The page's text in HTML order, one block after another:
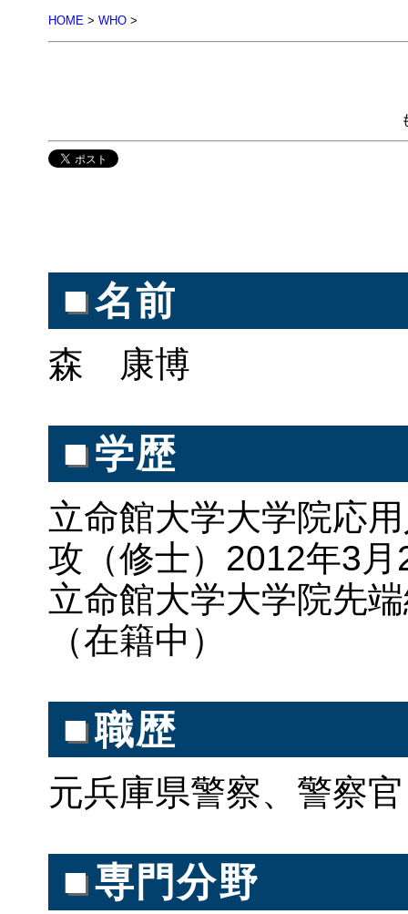
HOME> WHO>
■名前
森 康博
■学歴
立命館大学大学院応
攻（修士）2012年
立命館大学大学院先
（在籍中）
■職歴
元兵庫県警察、警察官
■専門分野